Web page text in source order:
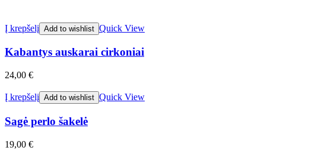
Į krepšelį Add to wishlist Quick View
Kabantys auskarai cirkoniai
24,00 €
Į krepšelį Add to wishlist Quick View
Sagė perlo šakelė
19,00 €